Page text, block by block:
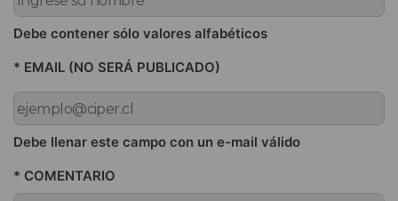
Debe contener sólo valores alfabéticos
* EMAIL (NO SERÁ PUBLICADO)
Debe llenar este campo con un e-mail válido
* COMENTARIO